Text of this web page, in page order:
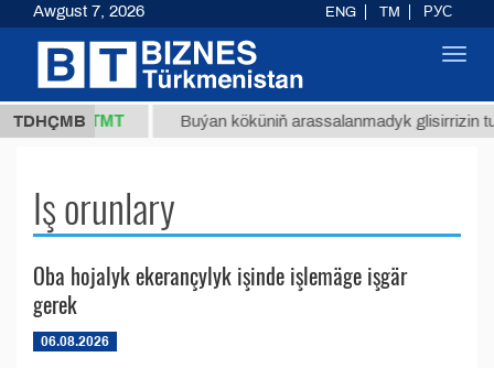
TDHÇMB
37,8 ТМТ Buýan köküniň arassalanmadyk glisirrizin
Iş orunlary
Oba hojalyk ekerançylyk işinde işlemäge işgär
gerek
06.08.2026
Awgust 7, 2026 ENG TM РУС